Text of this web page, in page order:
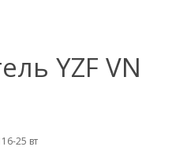
YZF VN
25 вт